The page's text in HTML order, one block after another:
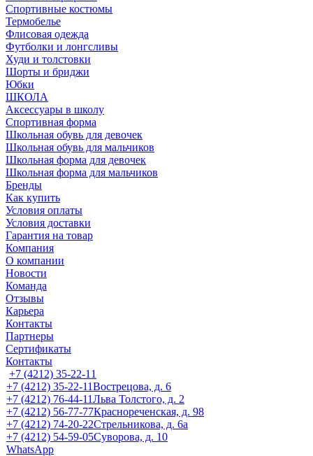
Спортивные костюмы
Термобелье
Флисовая одежда
Футболки и лонгсливы
Худи и толстовки
Шорты и бриджи
Юбки
ШКОЛА
Аксессуары в школу
Спортивная форма
Школьная обувь для девочек
Школьная обувь для мальчиков
Школьная форма для девочек
Школьная форма для мальчиков
Бренды
Как купить
Условия оплаты
Условия доставки
Гарантия на товар
Компания
О компании
Новости
Команда
Отзывы
Карьера
Контакты
Партнеры
Сертификаты
Контакты
+7 (4212) 35-22-11
+7 (4212) 35-22-11Вострецова, д. 6
+7 (4212) 76-44-11Льва Толстого, д. 2
+7 (4212) 56-77-77Краснореченская, д. 98
+7 (4212) 74-20-22Стрельникова, д. 6а
+7 (4212) 54-59-05Суворова, д. 10
WhatsApp